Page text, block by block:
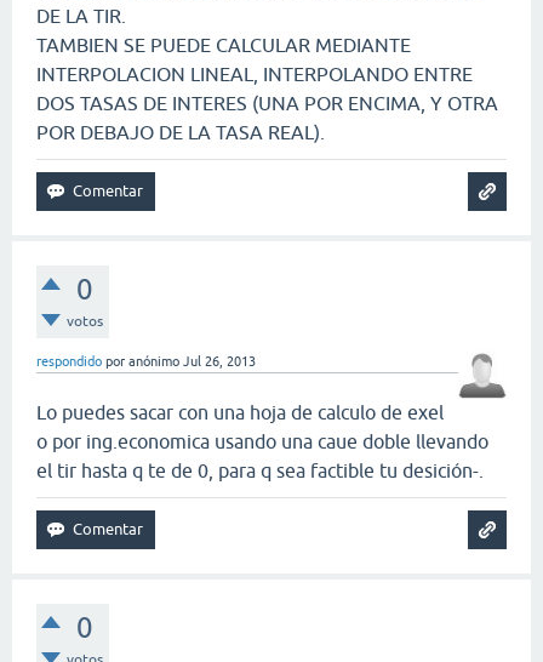
DE LA TIR.
TAMBIEN SE PUEDE CALCULAR MEDIANTE
INTERPOLACION LINEAL, INTERPOLANDO ENTRE
DOS TASAS DE INTERES (UNA POR ENCIMA, Y OTRA
POR DEBAJO DE LA TASA REAL).
0
votos
respondido por anónimo Jul 26, 2013
Lo puedes sacar con una hoja de calculo de exel
o por ing.economica usando una caue doble llevando
el tir hasta q te de 0, para q sea factible tu desición-.
0